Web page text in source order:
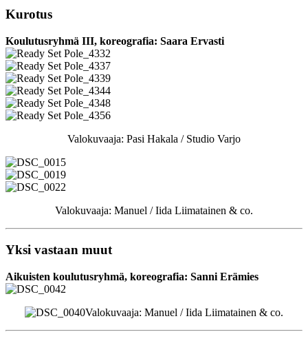
Kurotus
Koulutusryhmä III, koreografia: Saara Ervasti
Valokuvaaja: Pasi Hakala / Studio Varjo
Valokuvaaja: Manuel / Iida Liimatainen & co.
Yksi vastaan muut
Aikuisten koulutusryhmä, koreografia: Sanni Erämies
Valokuvaaja: Manuel / Iida Liimatainen & co.